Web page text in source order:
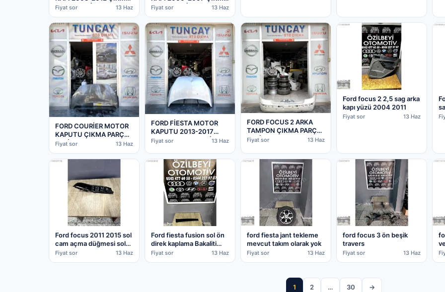
PARÇA ORJİNAL
Fiyat sor 13 Haz
PARÇA ORJİNAL
Fiyat sor 13 Haz
FORD COURİER MOTOR
KAPUTU ÇIKMA PARÇA
ORJİNAL (2. Adet)
Fiyat sor 13 Haz
FORD FİESTA MOTOR
KAPUTU 2013-2017
ÇIKMA PARÇA ORJİNAL
Fiyat sor 13 Haz
FORD FOCUS 2 ARKA
TAMPON ÇIKMA PARÇA
ORJİNAL
Fiyat sor 13 Haz
Ford focus 2 2,5 sag arka
kapı yüzü 2004 2011
Fiyat sor 13 Haz
Ford focus 2011 2015 sol
cam açma düğmesi sol
kapı çekme kolu
Fiyat sor 13 Haz
Ford fiesta fusion sol ön
direk kaplama Bakaliti
2002 2008
Fiyat sor 13 Haz
ford fiesta jant tekleme
mevcut takım olarak yok
Fiyat sor 13 Haz
ford focus 3 ön beşik
travers
Fiyat sor 13 Haz
1 2 … 30 →